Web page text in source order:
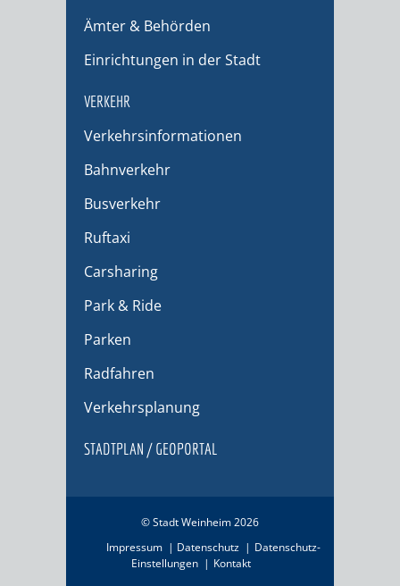
Ämter & Behörden
Einrichtungen in der Stadt
VERKEHR
Verkehrsinformationen
Bahnverkehr
Busverkehr
Ruftaxi
Carsharing
Park & Ride
Parken
Radfahren
Verkehrsplanung
STADTPLAN / GEOPORTAL
© Stadt Weinheim 2026
Impressum
Datenschutz
Datenschutz-
Einstellungen
Kontakt